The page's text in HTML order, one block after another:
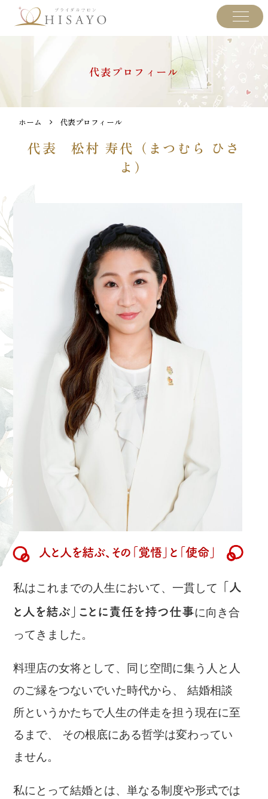
代表プロフィール
ホーム 代表プロフィール
代表 松村 寿代（まつむら ひさ
よ）
人と人を結ぶ、その「覚悟」と「使命」
私はこれまでの人生において、一貫して
「人
と人を結ぶ」ことに責任を持つ仕事に向き合
ってきました。
料理店の女将として、同じ空間に集う人と人
のご縁をつないでいた時代から、 結婚相談
所というかたちで人生の伴走を担う現在に至
るまで、 その根底にある哲学は変わってい
ません。
私にとって結婚とは、単なる制度や形式では